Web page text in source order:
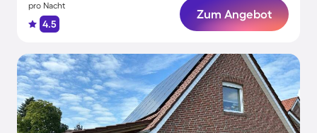
pro Nacht
4.5
Zum Angebot